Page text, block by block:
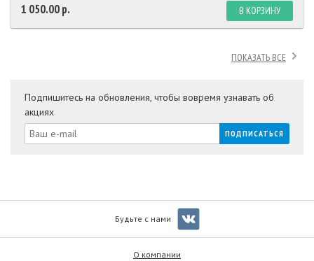
1 050.00 р. В КОРЗИНУ
ПОКАЗАТЬ ВСЕ
Подпишитесь на обновления, чтобы вовремя узнавать об
акциях
Будьте с нами
О компании